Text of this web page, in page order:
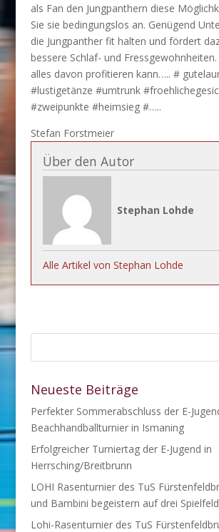
als Fan den Jungpanthern diese
Sie sie bedingungslos an. Genügend
die Jungpanther fit halten und fördert
bessere Schlaf- und
alles davon profitieren kann….. #
#lustigetänze #umtrunk
#zweipunkte #heimsieg #…..
Stefan Forstmeier
Über den Autor
Stephan Lohde
Alle Artikel von Stephan Lohde
Neueste Beiträge
Perfekter Sommerabschluss der E-
Beachhandballturnier in Ismaning
Erfolgreicher Turniertag der E-Jugend in
Herrsching/Breitbrunn
LOHI Rasenturnier des TuS
und Bambini begeistern auf drei
Lohi-Rasenturnier des TuS